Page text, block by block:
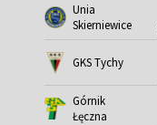
Unia
Skierniewice
GKS Tychy
Górnik
Łęczna